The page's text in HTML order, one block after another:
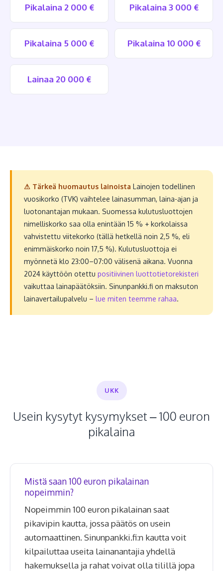
Pikalaina 2 000 € Pikalaina 3 000 €
Pikalaina 5 000 € Pikalaina 10 000 €
Lainaa 20 000 €
⚠ Tärkeä huomautus lainoista Lainojen todellinen
vuosikorko (TVK) vaihtelee lainasumman, laina-ajan ja
luotonantajan mukaan. Suomessa kulutusluottojen
nimelliskorko saa olla enintään 15 % + korkolaissa
vahvistettu viitekorko (tällä hetkellä noin 2,5 %, eli
enimmäiskorko noin 17,5 %). Kulutusluottoja ei
myönnetä klo 23:00–07:00 välisenä aikana. Vuonna
2024 käyttöön otettu positiivinen luottotietorekisteri
vaikuttaa lainapäätöksiin. Sinunpankki.fi on maksuton
lainavertailupalvelu – lue miten teemme rahaa.
UKK
Usein kysytyt kysymykset – 100 euron
pikalaina
Mistä saan 100 euron pikalainan
nopeimmin?
Nopeimmin 100 euron pikalainan saat
pikavipin kautta, jossa päätös on usein
automaattinen. Sinunpankki.fi:n kautta voit
kilpailuttaa useita lainanantajia yhdellä
hakemuksella ja rahat voivat olla tilillä jopa